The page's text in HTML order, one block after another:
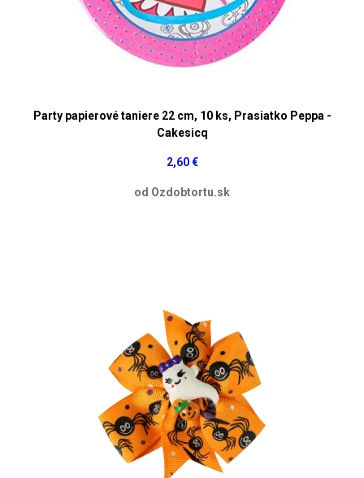
Party papierové taniere 22 cm, 10 ks, Prasiatko Peppa -
Cakesicq
2,60 €
od Ozdobtortu.sk